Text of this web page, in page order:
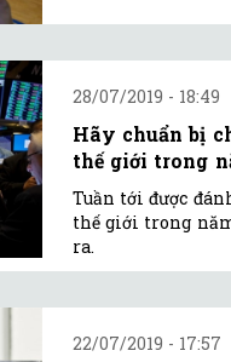
28/07/2019 - 18:49
Hãy chuẩn bị
thế giới trong
Tuần tới được
thế giới trong
ra.
22/07/2019 - 17:57